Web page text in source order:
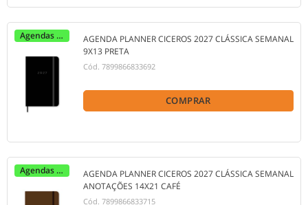
Agendas 2027
AGENDA PLANNER CICEROS 2027 CLÁSSICA SEMANAL
9X13 PRETA
Cód. 7899866833692
COMPRAR
Agendas 2027
AGENDA PLANNER CICEROS 2027 CLÁSSICA SEMANAL
ANOTAÇÕES 14X21 CAFÉ
Cód. 7899866833715